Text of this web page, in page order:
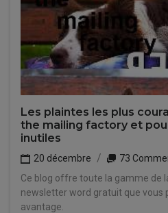
Les plaintes les plus
the mailing factory et
inutiles
20 décembre
73
Ce blog offre toute la gamme de
newsletter word gratuit que vous
avantage.